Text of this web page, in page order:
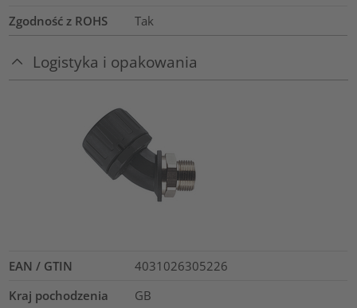
Zgodność z ROHS Tak
Logistyka i opakowania
EAN / GTIN
4031026305226
Kraj pochodzenia
GB